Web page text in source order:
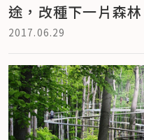
途，改種下一片森林
2017.06.29